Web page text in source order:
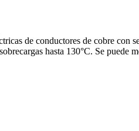
de conductores de cobre
hasta 130°C. Se